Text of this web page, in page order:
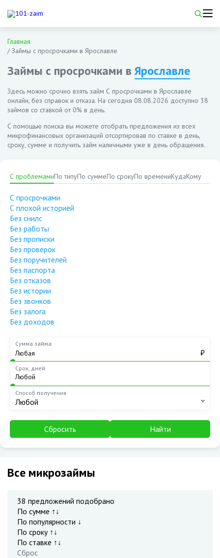
Главная
/Займы с просрочками в Ярославле
Займы с просрочками в Ярославле
Здесь можно срочно взять займ С просрочками в Ярославле
онлайн, без справок и отказа. На сегодня 08.08.2026 доступно 38
займов со ставкой от 0% в день.
С помощью поиска вы можете отобрать предложения из всех
микрофинансовых организаций отсортировав по ставке в день,
сроку, сумме и получить займ наличными уже в день обращения.
С проблемамиПо типуПо суммеПо срокуПо времениКудаКому
С просрочками
С плохой историей
Без снилс
Без работы
Без прописки
Без проверок
Без поручителей
Без паспорта
Без отказов
Без истории
Без звонков
Без залога
Без доходов
Сумма займа
₽
Срок, дней
Способ получения
Любой
Сбросить Найти
Все микрозаймы
38 предложений подобрано
По сумме ↑↓
По популярности ↓
По сроку ↑↓
По ставке ↑↓
Сброс